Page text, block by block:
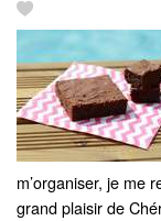
m’organiser, je me
grand plaisir de